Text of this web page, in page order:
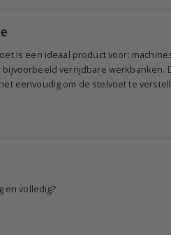
is een ideaal product voor:
verrijdbare werkbanken.
eenvoudig om de stelvoet te
en volledig?